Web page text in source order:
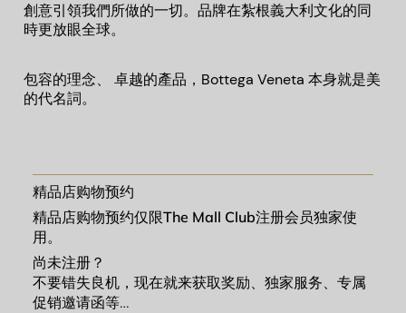
創意引領我們所做的一切。品牌在紮根義大利文化的同
時更放眼全球。
包容的理念、 卓越的產品，Bottega Veneta 本身就是美
的代名詞。
精品店购物预约
精品店购物预约仅限The Mall Club注册会员独家使
用。
尚未注册？
不要错失良机，现在就来获取奖励、独家服务、专属
促销邀请函等…